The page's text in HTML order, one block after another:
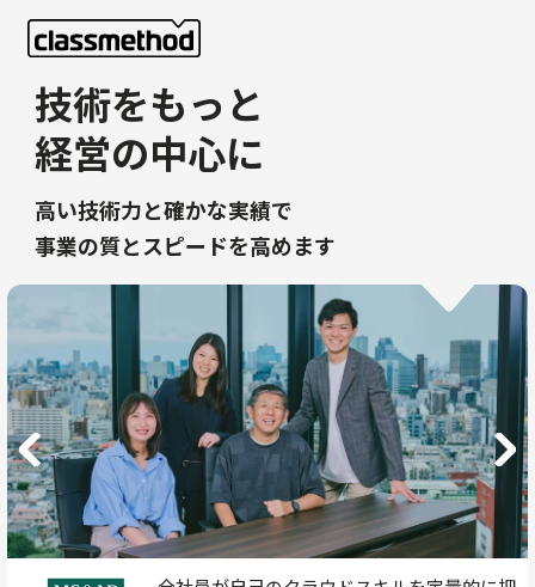
技術をもっと
経営の中心に
高い技術力と確かな実績で
事業の質とスピードを高めます